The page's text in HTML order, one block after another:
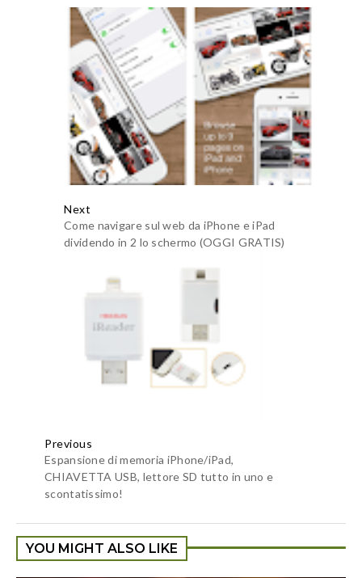
Next
Come navigare sul web da iPhone e iPad
dividendo in 2 lo schermo (OGGI GRATIS)
Previous
Espansione di memoria iPhone/iPad,
CHIAVETTA USB, lettore SD tutto in uno e
scontatissimo!
YOU MIGHT ALSO LIKE